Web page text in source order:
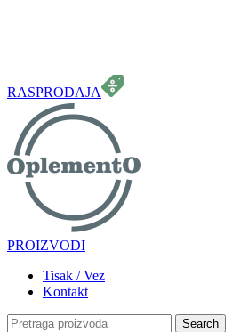
RASPRODAJA
PROIZVODI
Tisak / Vez
Kontakt
Search